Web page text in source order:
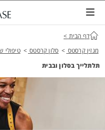
דף הבית >
מגזין קרסטס > סלון קרסטס > טיפולי
תלתלייך בסלון ובבית